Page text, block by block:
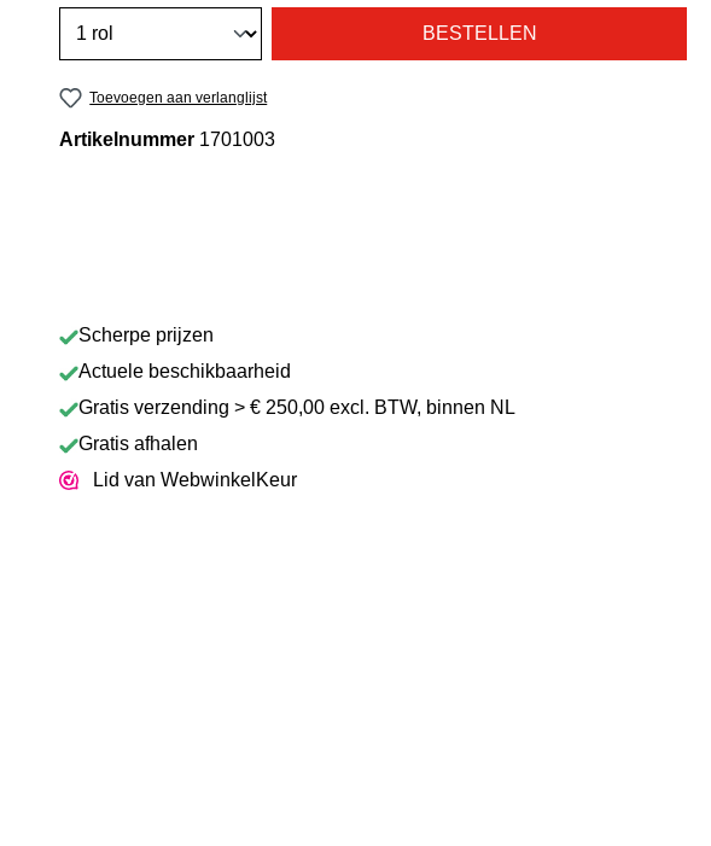
BESTELLEN
Toevoegen aan verlanglijst
Artikelnummer 1701003
Scherpe prijzen
Actuele beschikbaarheid
Gratis verzending > € 250,00 excl. BTW, binnen NL
Gratis afhalen
Lid van WebwinkelKeur